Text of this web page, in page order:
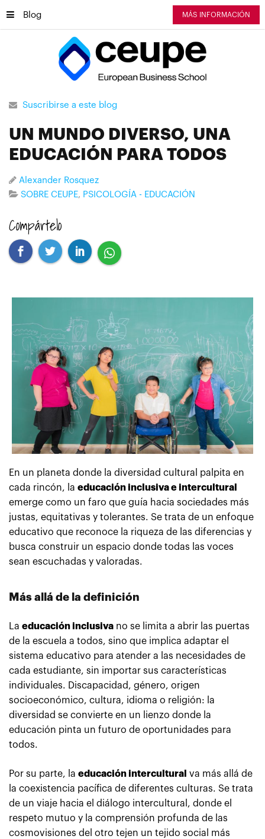
Blog MÁS INFORMACIÓN
Suscribirse a este blog
UN MUNDO DIVERSO, UNA
EDUCACIÓN PARA TODOS
Alexander Rosquez
SOBRE CEUPE
PSICOLOGÍA - EDUCACIÓN
Compártelo
En un planeta donde la diversidad cultural palpita en
cada rincón, la educación inclusiva e intercultural
emerge como un faro que guía hacia sociedades más
justas, equitativas y tolerantes. Se trata de un enfoque
educativo que reconoce la riqueza de las diferencias y
busca construir un espacio donde todas las voces
sean escuchadas y valoradas.
Más allá de la definición
La educación inclusiva no se limita a abrir las puertas
de la escuela a todos, sino que implica adaptar el
sistema educativo para atender a las necesidades de
cada estudiante, sin importar sus características
individuales. Discapacidad, género, origen
socioeconómico, cultura, idioma o religión: la
diversidad se convierte en un lienzo donde la
educación pinta un futuro de oportunidades para
todos.
Por su parte, la educación intercultural va más allá de
la coexistencia pacífica de diferentes culturas. Se trata
de un viaje hacia el diálogo intercultural, donde el
respeto mutuo y la comprensión profunda de las
cosmovisiones del otro tejen un tejido social más